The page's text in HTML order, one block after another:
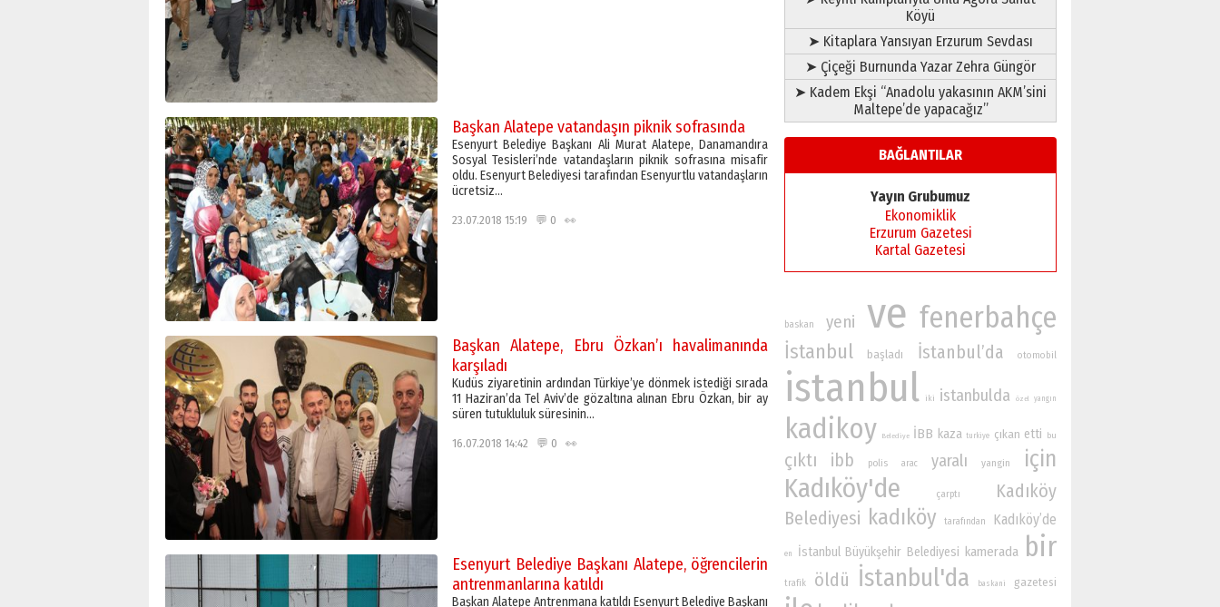
Başkan Alatepe vatandaşın piknik sofrasında
Esenyurt Belediye Başkanı Ali Murat Alatepe, Danamandıra
Sosyal Tesisleri’nde vatandaşların piknik sofrasına misafir
oldu. Esenyurt Belediyesi tarafından Esenyurtlu vatandaşların
ücretsiz…
23.07.2018 15:19 💬 0 👀
Başkan Alatepe, Ebru Özkan’ı havalimanında
karşıladı
Kudüs ziyaretinin ardından Türkiye’ye dönmek istediği sırada
11 Haziran’da Tel Aviv’de gözaltına alınan Ebru Özkan, bir ay
süren tutukluluk süresinin…
16.07.2018 14:42 💬 0 👀
Esenyurt Belediye Başkanı Alatepe, öğrencilerin
antrenmanlarına katıldı
Başkan Alatepe Antrenmana katıldı Esenyurt Belediye Başkanı
Köyü
➤ Kitaplara Yansıyan Erzurum Sevdası
➤ Çiçeği Burnunda Yazar Zehra Güngör
➤ Kadem Ekşi “Anadolu yakasının AKM’sini
Maltepe’de yapacağız”
BAĞLANTILAR
Yayın Grubumuz
Ekonomiklik
Erzurum Gazetesi
Kartal Gazetesi
baskan yeni ve fenerbahçe
İstanbul başladı İstanbul’da otomobil
istanbul iki istanbulda özel yangın
kadikoy Belediye İBB kaza turkiye çıkan etti bu
çıktı ibb polis arac yaralı yangin için
Kadıköy'de çarptı
Kadıköy
Belediyesi kadıköy tarafından Kadıköy’de
en İstanbul Büyükşehir Belediyesi kamerada bir
trafik öldü İstanbul'da baskani gazetesi